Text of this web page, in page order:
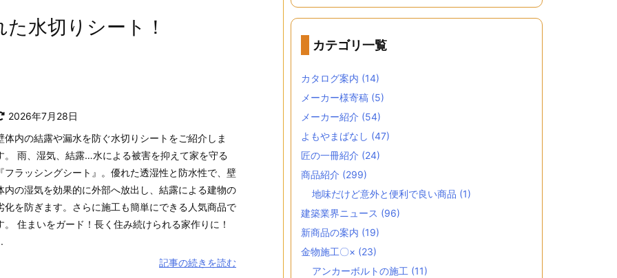
水切りシート！
2026年7月28日
体内の結露や漏水を防ぐ水切りシートをご紹介しま
。 雨、湿気、結露…水による被害を抑えて家を守る
フラッシングシート』。優れた透湿性と防水性で、壁
内の湿気を効果的に外部へ放出し、結露による建物の
化を防ぎます。さらに施工も簡単にできる人気商品で
。 住まいをガード！長く住み続けられる家作りに！
記事の続きを読む
カテゴリ一覧
カタログ案内 (14)
メーカー様寄稿 (5)
メーカー紹介 (54)
よもやまばなし (47)
匠の一冊紹介 (24)
商品紹介 (299)
地味だけど意外と便利で良い商品 (1)
建築業界ニュース (96)
新商品の案内 (19)
金物施工〇× (23)
アンカーボルトの施工 (11)